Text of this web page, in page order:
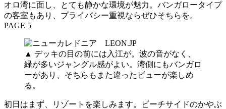
オロ湾に面し、とても静かな環境が魅力。バンガロータイプ
の客室もあり、プライバシー重視ならぜひそちらを。
PAGE 5
▲ デッキの目の前には入江が。波の音がなく、
緑が多いジャングル感がよい。湾側にもバンガロ
ーがあり、そちらもまた違ったビューが楽しめ
る。
初日はまず、リゾートを楽しみます。ビーチサイドのかやぶ